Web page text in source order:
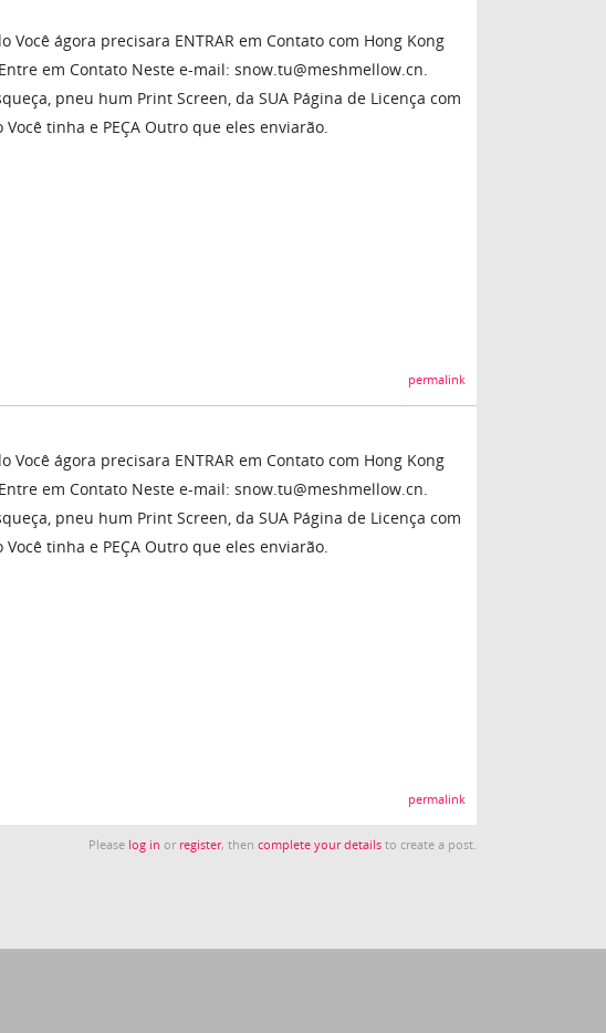
ágora precisara ENTRAR em Contato com Hong Kong
em Contato Neste e-mail: snow.tu@meshmellow.cn.
pneu hum Print Screen, da SUA Página de Licença com
tinha e PEÇA Outro que eles enviarão.
permalink
ágora precisara ENTRAR em Contato com Hong Kong
em Contato Neste e-mail: snow.tu@meshmellow.cn.
pneu hum Print Screen, da SUA Página de Licença com
tinha e PEÇA Outro que eles enviarão.
permalink
Please log in or register, thencomplete your details to create a post.